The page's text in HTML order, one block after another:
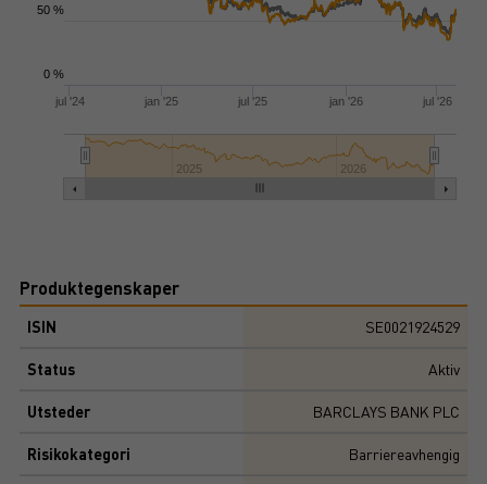
jul '24 jan '25 jul '25 jan '26 jul '26
2025 2026
0 %
50 %
Produktegenskaper
ISIN SE0021924529
Status Aktiv
Utsteder BARCLAYS BANK PLC
Risikokategori Barriereavhengig